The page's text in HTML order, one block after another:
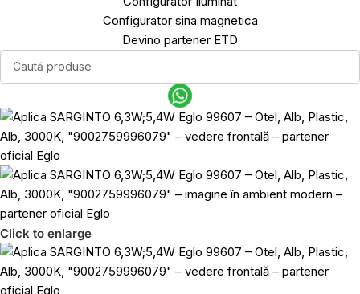
Configurator sina magnetica
Devino partener ETD
Click to enlarge